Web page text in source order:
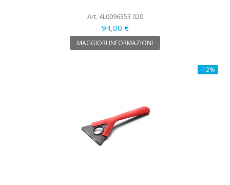
Art. 4L0096353 020
94,00 €
MAGGIORI INFORMAZIONI
-12%